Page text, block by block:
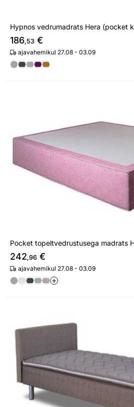
Hypnos vedrumadrats Hera (pocket
186,53 €
ajavahemikul 27.08 - 03.09
Pocket topeltvedrustusega madrats
242,96 €
ajavahemikul 27.08 - 03.09
+
Topeltvedrustusega